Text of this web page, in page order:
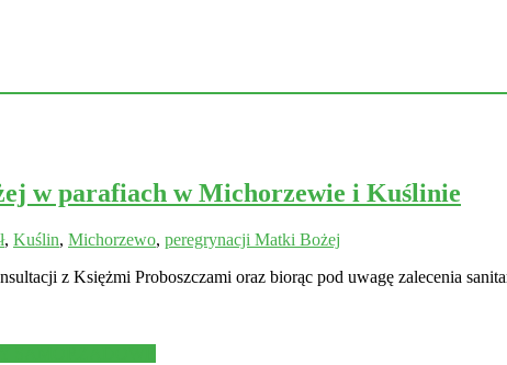
w parafiach w Michorzewie i Kuślinie
, Kuślin, Michorzewo, peregrynacji Matki Bożej
z Księżmi Proboszczami oraz biorąc pod uwagę zalecenia